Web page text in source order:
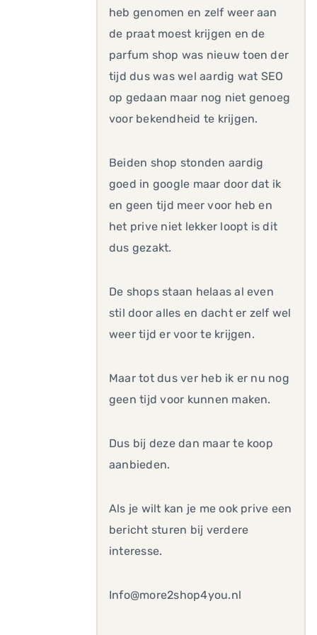
heb genomen en zelf weer aan
de praat moest krijgen en de
parfum shop was nieuw toen der
tijd dus was wel aardig wat SEO
op gedaan maar nog niet genoeg
voor bekendheid te krijgen.
Beiden shop stonden aardig
goed in google maar door dat ik
en geen tijd meer voor heb en
het prive niet lekker loopt is dit
dus gezakt.
De shops staan helaas al even
stil door alles en dacht er zelf wel
weer tijd er voor te krijgen.
Maar tot dus ver heb ik er nu nog
geen tijd voor kunnen maken.
Dus bij deze dan maar te koop
aanbieden.
Als je wilt kan je me ook prive een
bericht sturen bij verdere
interesse.
Info@more2shop4you.nl